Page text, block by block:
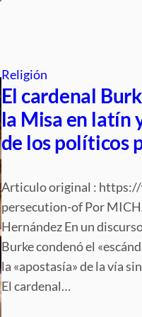
Religión
El cardenal
la Misa en latín
de los políticos
Articulo original :
persecution-of Por
Hernández En un
Burke condenó el
la «apostasía» de la vía
El cardenal…